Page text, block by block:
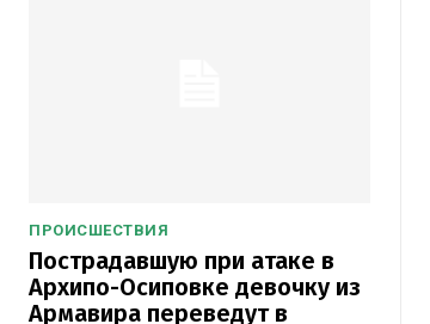
ПРОИСШЕСТВИЯ
Пострадавшую при атаке в
Архипо-Осиповке девочку из
Армавира переведут в